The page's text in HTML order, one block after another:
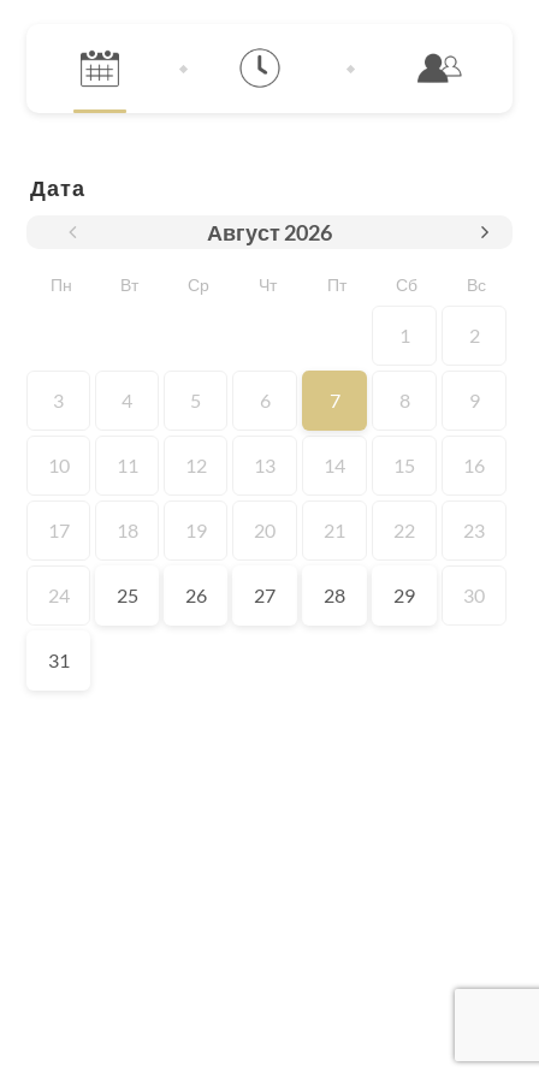
Дата
Август2026
Пн Вт Ср Чт Пт Сб Вс
1 2
3 4 5 6 7 8 9
10 11 12 13 14 15 16
17 18 19 20 21 22 23
24 25 26 27 28 29 30
31